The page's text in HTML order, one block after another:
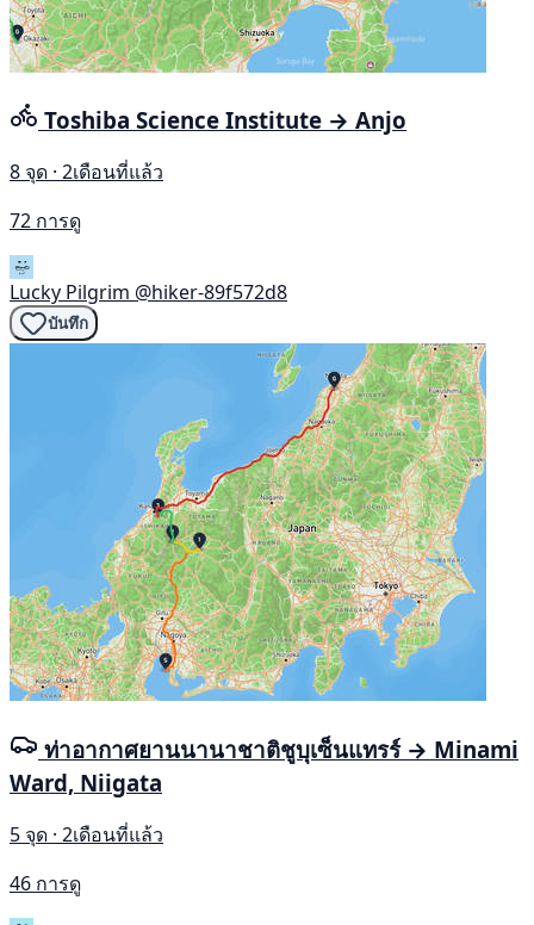
Toshiba Science Institute → Anjo
8 จุด · 2เดือนที่แล้ว
72 การดู
Lucky Pilgrim @hiker-89f572d8
บันทึก
ท่าอากาศยานนานาชาติชูบุเซ็นแทรร์ → Minami
Ward, Niigata
5 จุด · 2เดือนที่แล้ว
46 การดู